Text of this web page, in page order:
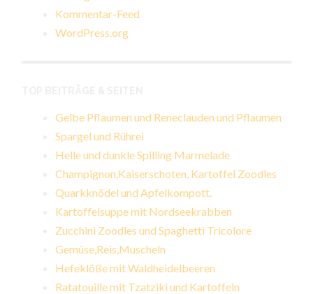
Kommentar-Feed
WordPress.org
Gelbe Pflaumen und Reneclauden und Pflaumen
Spargel und Rührei
Helle und dunkle Spilling Marmelade
Champignon,Kaiserschoten, Kartoffel Zoodles
Quarkknödel und Apfelkompott.
Kartoffelsuppe mit Nordseekrabben
Zucchini Zoodles und Spaghetti Tricolore
Gemüse,Reis,Muscheln
Hefeklöße mit Waldheidelbeeren
Ratatouille mit Tzatziki und Kartoffeln